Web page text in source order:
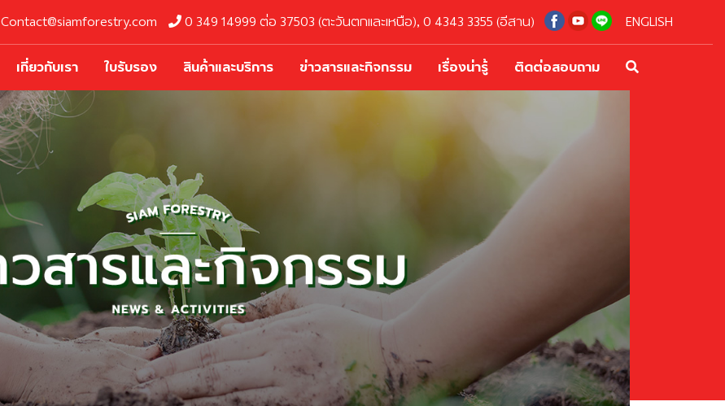
Contact@siamforestry.com 0 349 14999 ต่อ 37503 (ตะวันตกและเหนือ), 0 4343 3355 (อีสาน) ENGLISH
เกี่ยวกับเรา ใบรับรอง สินค้าและบริการ ข่าวสารและกิจกรรม เรื่องน่ารู้ ติดต่อสอบถาม